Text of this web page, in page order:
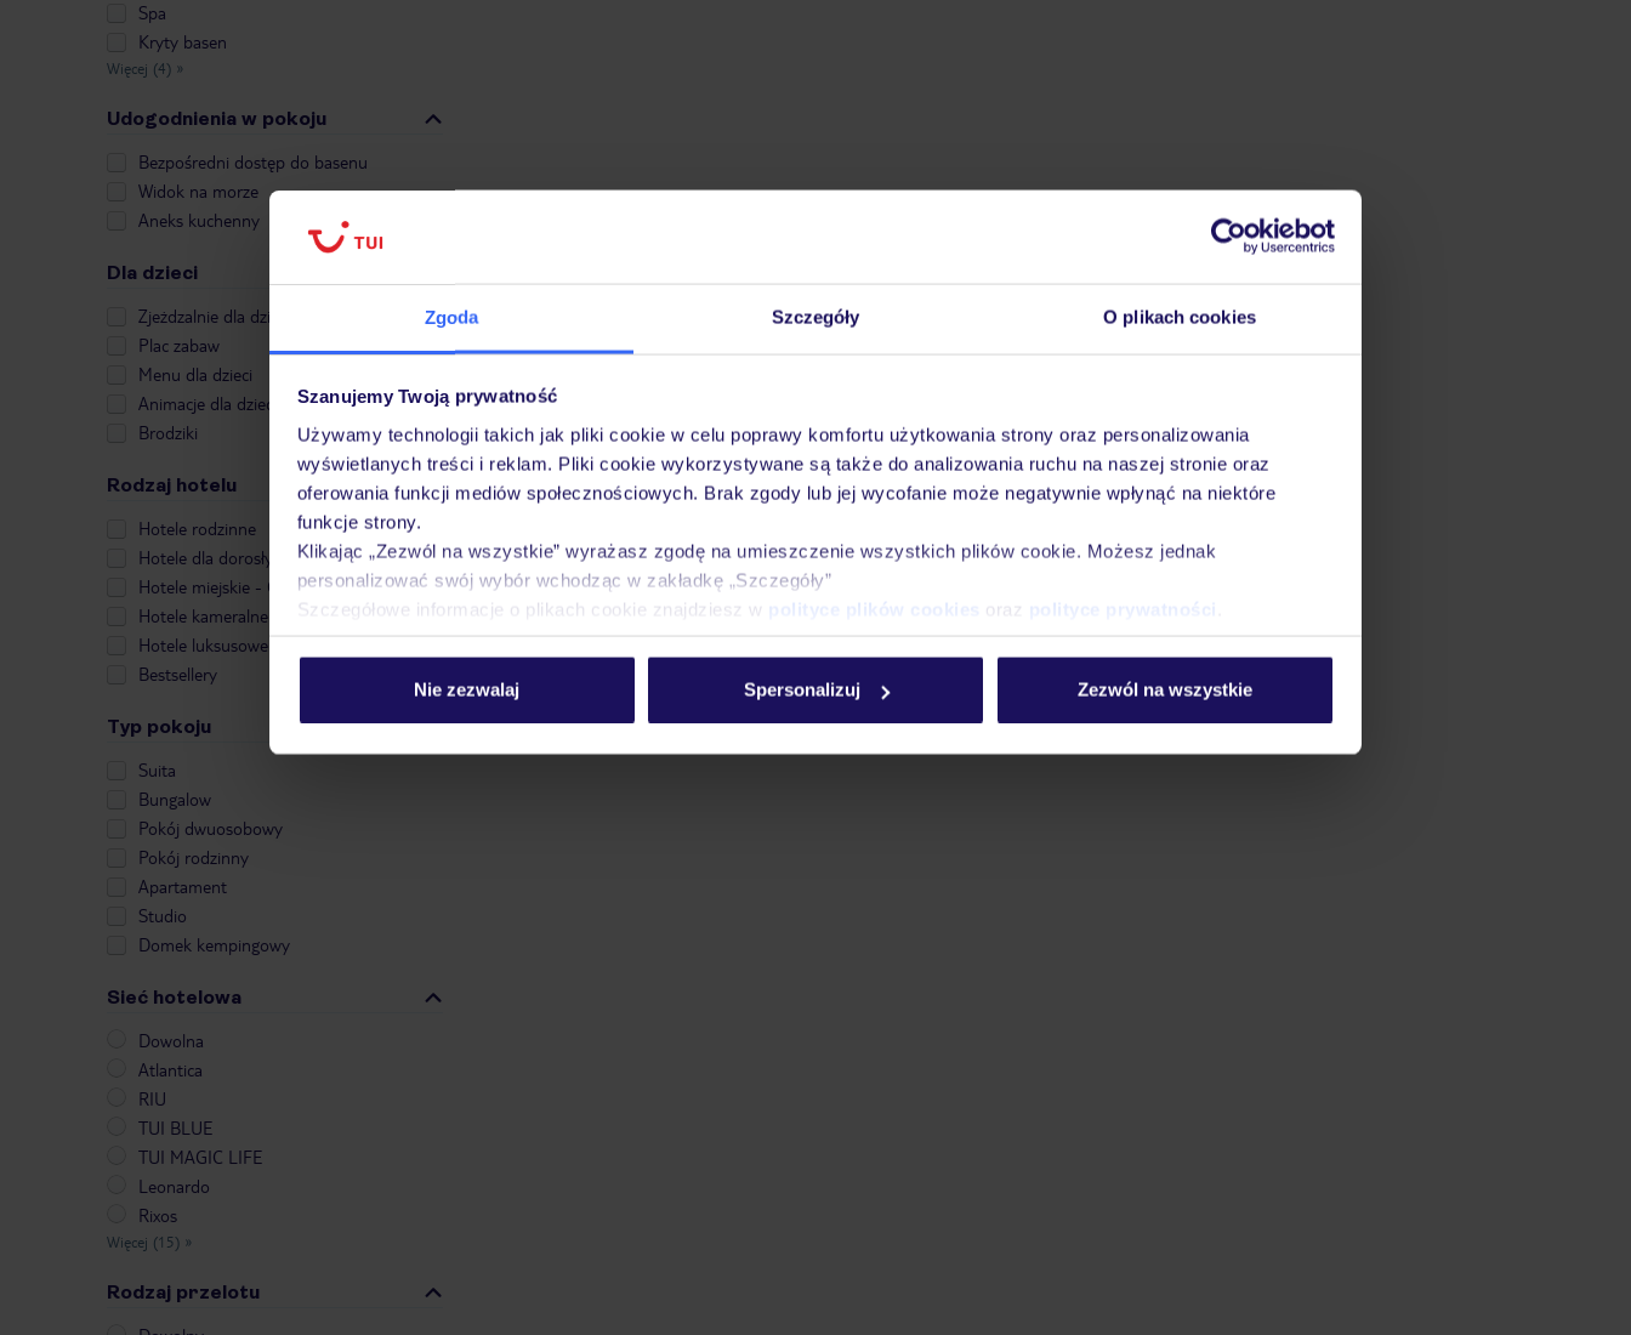
Zgoda Szczegóły O plikach cookies
Szanujemy Twoją prywatność
Używamy technologii takich jak pliki cookie w celu poprawy komfortu użytkowania strony oraz personalizowania
wyświetlanych treści i reklam. Pliki cookie wykorzystywane są także do analizowania ruchu na naszej stronie oraz
oferowania funkcji mediów społecznościowych. Brak zgody lub jej wycofanie może negatywnie wpłynąć na niektóre
funkcje strony.
Klikając „Zezwól na wszystkie” wyrażasz zgodę na umieszczenie wszystkich plików cookie. Możesz jednak
personalizować swój wybór wchodząc w zakładkę „Szczegóły”
Szczegółowe informacje o plikach cookie znajdziesz w polityce plików cookies oraz polityce prywatności
Nie zezwalaj Spersonalizuj Zezwól na wszystkie
Spa
Kryty basen
Więcej (4) »
Udogodnienia w pokoju
Bezpośredni dostęp do basenu
Widok na morze
Aneks kuchenny
Dla dzieci
Zjeżdzalnie dla dzieci
Plac zabaw
Menu dla dzieci
Animacje dla dzieci
Brodziki
Rodzaj hotelu
Hotele rodzinne
Hotele dla dorosłych
Hotele miejskie - City Break
Hotele kameralne
Hotele luksusowe
Bestsellery
Typ pokoju
Suita
Bungalow
Pokój dwuosobowy
Pokój rodzinny
Apartament
Studio
Domek kempingowy
Sieć hotelowa
Dowolna
Atlantica
RIU
TUI BLUE
TUI MAGIC LIFE
Leonardo
Rixos
Więcej (15) »
Rodzaj przelotu